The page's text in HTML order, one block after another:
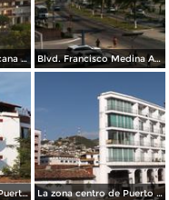
La zona hotelera cercana al aeropuerto. Mayo/2015 Blvd. Francisco Medina Ascencio. Abril/2015
Calles del centro de Puerto Vallarta. Abril/2015 La zona centro de Puerto Vallarta. Abril/2015